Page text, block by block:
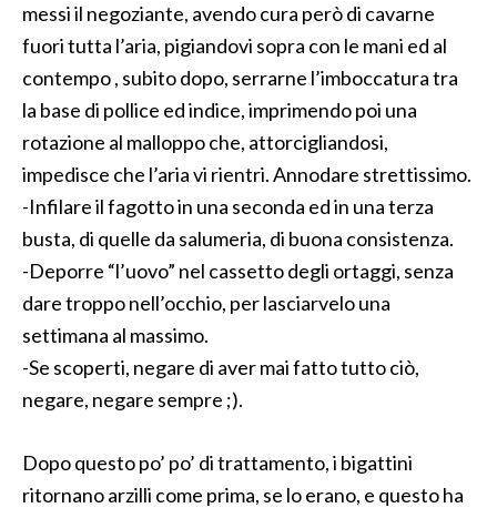
messi il negoziante, avendo cura però di cavarne
fuori tutta l’aria, pigiandovi sopra con le mani ed al
contempo , subito dopo, serrarne l’imboccatura tra
la base di pollice ed indice, imprimendo poi una
rotazione al malloppo che, attorcigliandosi,
impedisce che l’aria vi rientri. Annodare strettissimo.
-Infilare il fagotto in una seconda ed in una terza
busta, di quelle da salumeria, di buona consistenza.
-Deporre “l’uovo” nel cassetto degli ortaggi, senza
dare troppo nell’occhio, per lasciarvelo una
settimana al massimo.
-Se scoperti, negare di aver mai fatto tutto ciò,
negare, negare sempre ;).
Dopo questo po’ po’ di trattamento, i bigattini
ritornano arzilli come prima, se lo erano, e questo ha